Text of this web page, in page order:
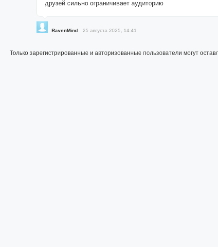
друзей сильно ограничивает аудиторию
RavenMind 25 августа 2025, 14:41
Только зарегистрированные и авторизованные пользователи могут